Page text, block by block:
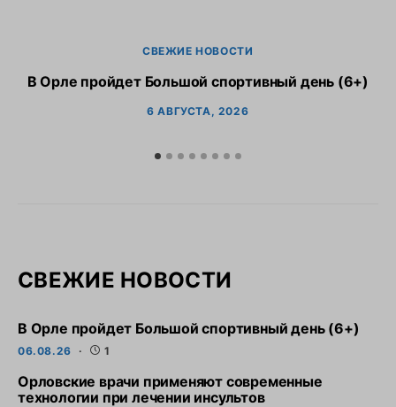
СВЕЖИЕ НОВОСТИ
В Орле пройдет Большой спортивный день (6+)
6 АВГУСТА, 2026
СВЕЖИЕ НОВОСТИ
В Орле пройдет Большой спортивный день (6+)
06.08.26 1
Орловские врачи применяют современные
технологии при лечении инсультов